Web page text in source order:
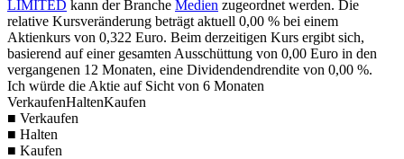
LIMITED kann der Branche Medien zugeordnet werden. Die
relative Kursveränderung beträgt aktuell 0,00 % bei einem
Aktienkurs von 0,322 Euro. Beim derzeitigen Kurs ergibt sich,
basierend auf einer gesamten Ausschüttung von 0,00 Euro in den
vergangenen 12 Monaten, eine Dividendendrendite von 0,00 %.
Ich würde die Aktie auf Sicht von 6 Monaten
VerkaufenHaltenKaufen
■ Verkaufen
■ Halten
■ Kaufen